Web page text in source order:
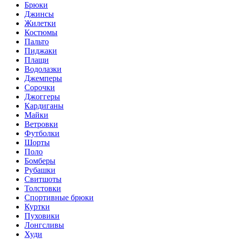
Брюки
Джинсы
Жилетки
Костюмы
Пальто
Пиджаки
Плащи
Водолазки
Джемперы
Сорочки
Джоггеры
Кардиганы
Майки
Ветровки
Футболки
Шорты
Поло
Бомберы
Рубашки
Свитшоты
Толстовки
Спортивные брюки
Куртки
Пуховики
Лонгсливы
Худи